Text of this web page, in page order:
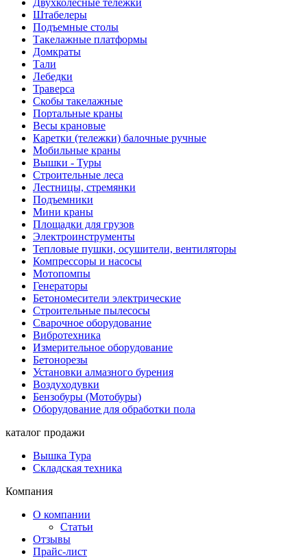
Двухколесные тележки
Штабелеры
Подъемные столы
Такелажные платформы
Домкраты
Тали
Лебедки
Траверса
Скобы такелажные
Портальные краны
Весы крановые
Каретки (тележки) балочные ручные
Мобильные краны
Вышки - Туры
Строительные леса
Лестницы, стремянки
Подъемники
Мини краны
Площадки для грузов
Электроинструменты
Тепловые пушки, осушители, вентиляторы
Компрессоры и насосы
Мотопомпы
Генераторы
Бетономесители электрические
Строительные пылесосы
Сварочное оборудование
Вибротехника
Измерительное оборудование
Бетонорезы
Установки алмазного бурения
Воздуходувки
Бензобуры (Мотобуры)
Оборудование для обработки пола
каталог продажи
Вышка Тура
Складская техника
Компания
О компании
Статьи
Отзывы
Прайс-лист